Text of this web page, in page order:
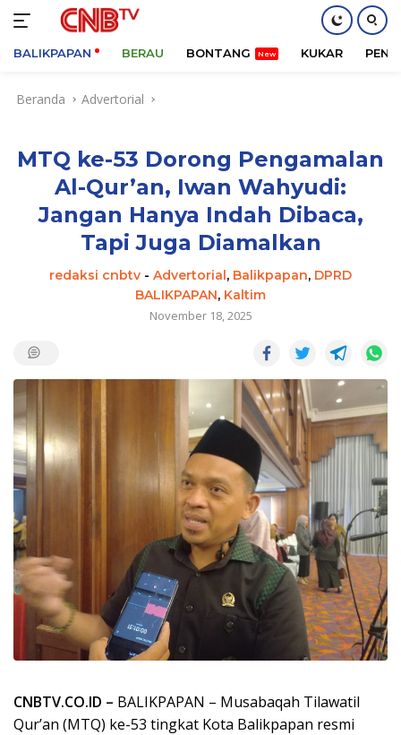
BALIKPAPAN BERAU BONTANG KUKAR
Beranda Advertorial
MTQ ke-53 Dorong Pengamalan
Al-Qur’an, Iwan Wahyudi:
Jangan Hanya Indah Dibaca,
Tapi Juga Diamalkan
redaksi cnbtv - Advertorial, Balikpapan, DPRD
BALIKPAPAN, Kaltim
November 18, 2025
CNBTV.CO.ID – BALIKPAPAN – Musabaqah Tilawatil
Qur’an (MTQ) ke-53 tingkat Kota Balikpapan resmi